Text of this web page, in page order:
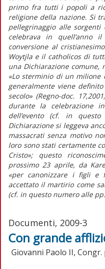
primo fra tutti i popoli a
religione della nazione. Si
pellegrinaggio alle
celebrava in quell’anno
conversione al
Woytjla e il catholicos di
una Dichiarazione comune,
«Lo sterminio di un milione
generalmente viene
secolo» (Regno-doc.
durante la celebrazione
dell’evento (cf. in
Dichiarazione si leggeva
massacrati senza motivo
loro sono stati certamente
Cristo»; questo
prossimo 23 aprile, da
«per canonizzare i figli e
accettato il martirio come
(cf. in questo numero alle
Documenti, 2009-3
Con grande
Giovanni Paolo II,